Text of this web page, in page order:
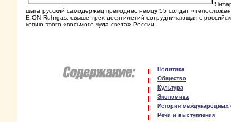
шага русский самодержец преподнес немцу 55 солдат
E.ON Ruhrgas, свыше трех десятилетий сотрудничающая с
копию этого «восьмого чуда света» России.
Политика
Общество
Культура
Экономика
История международных
Речи и выступления